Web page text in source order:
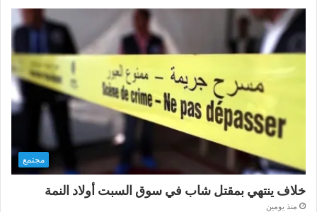
مجتمع
خلاف ينتهي بمقتل شاب في سوق السبت أولاد النمة
منذ يومين